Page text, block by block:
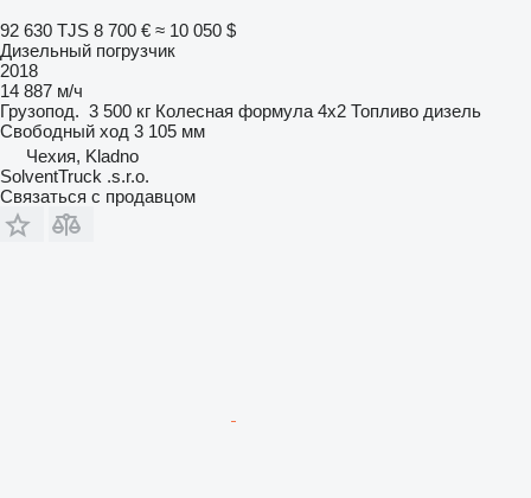
92 630 TJS 8 700 € ≈ 10 050 $
Дизельный погрузчик
2018
14 887 м/ч
Грузопод. 3 500 кг Колесная формула 4x2 Топливо дизель
Свободный ход 3 105 мм
Чехия, Kladno
SolventTruck .s.r.o.
Связаться с продавцом